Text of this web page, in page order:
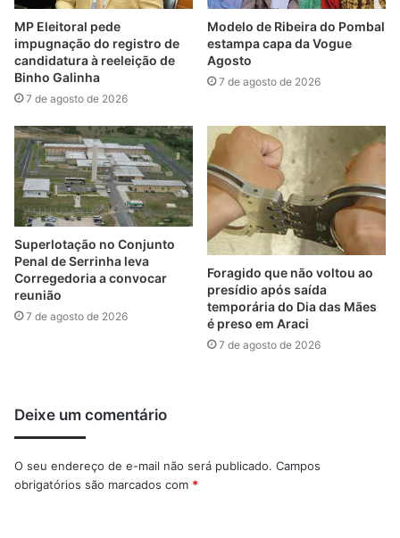
MP Eleitoral pede
impugnação do registro de
candidatura à reeleição de
Binho Galinha
7 de agosto de 2026
Modelo de Ribeira do Pombal
estampa capa da Vogue
Agosto
7 de agosto de 2026
Superlotação no Conjunto
Penal de Serrinha leva
Corregedoria a convocar
reunião
7 de agosto de 2026
Foragido que não voltou ao
presídio após saída
temporária do Dia das Mães
é preso em Araci
7 de agosto de 2026
Deixe um comentário
O seu endereço de e-mail não será publicado. Campos
obrigatórios são marcados com *